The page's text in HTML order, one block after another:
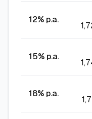
12% p.a.
15% p.a.
18% p.a.